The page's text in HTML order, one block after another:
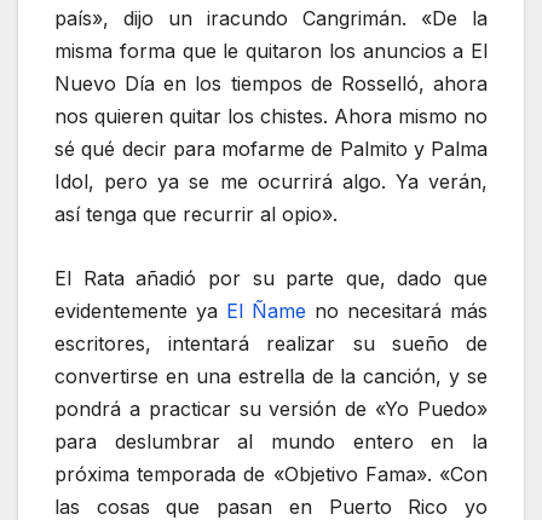
país», dijo un iracundo Cangrimán. «De la
misma forma que le quitaron los anuncios a El
Nuevo Día en los tiempos de Rosselló, ahora
nos quieren quitar los chistes. Ahora mismo no
sé qué decir para mofarme de Palmito y Palma
Idol, pero ya se me ocurrirá algo. Ya verán,
así tenga que recurrir al opio».
El Rata añadió por su parte que, dado que
evidentemente ya El Ñame no necesitará más
escritores, intentará realizar su sueño de
convertirse en una estrella de la canción, y se
pondrá a practicar su versión de «Yo Puedo»
para deslumbrar al mundo entero en la
próxima temporada de «Objetivo Fama». «Con
las cosas que pasan en Puerto Rico yo